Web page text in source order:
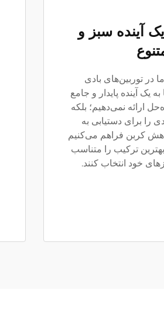
آینده سبز و
در توربین‌های بادی
یک آینده پایدار و جامع
ارائه نمی‌دهیم؛ بلکه
را برای دستیابی به
کربن فراهم می‌کنیم
بهترین ترکیب را متناسب
خود انتخاب کنند.